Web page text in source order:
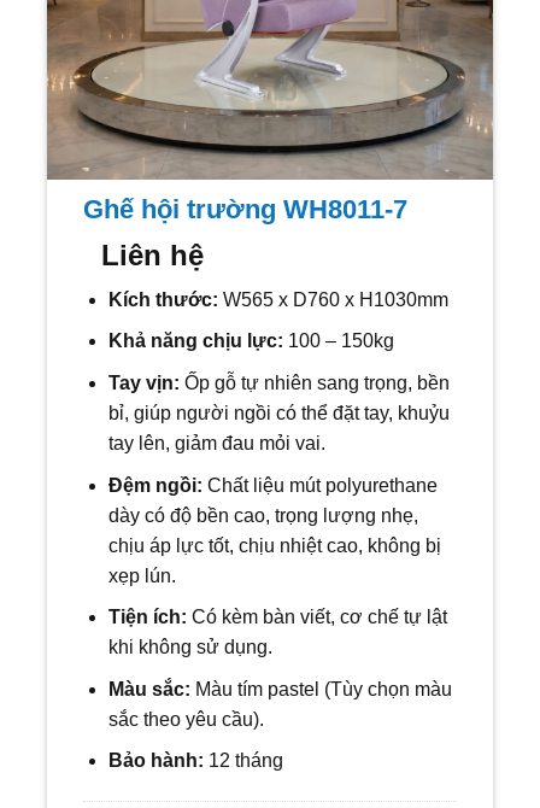
Ghế hội trường WH8011-7
Liên hệ
Kích thước: W565 x D760 x H1030mm
Khả năng chịu lực: 100 – 150kg
Tay vịn: Ốp gỗ tự nhiên sang trọng, bền
bỉ, giúp người ngồi có thể đặt tay, khuỷu
tay lên, giảm đau mỏi vai.
Đệm ngồi: Chất liệu mút polyurethane
dày có độ bền cao, trọng lượng nhẹ,
chịu áp lực tốt, chịu nhiệt cao, không bị
xẹp lún.
Tiện ích: Có kèm bàn viết, cơ chế tự lật
khi không sử dụng.
Màu sắc: Màu tím pastel (Tùy chọn màu
sắc theo yêu cầu).
Bảo hành: 12 tháng